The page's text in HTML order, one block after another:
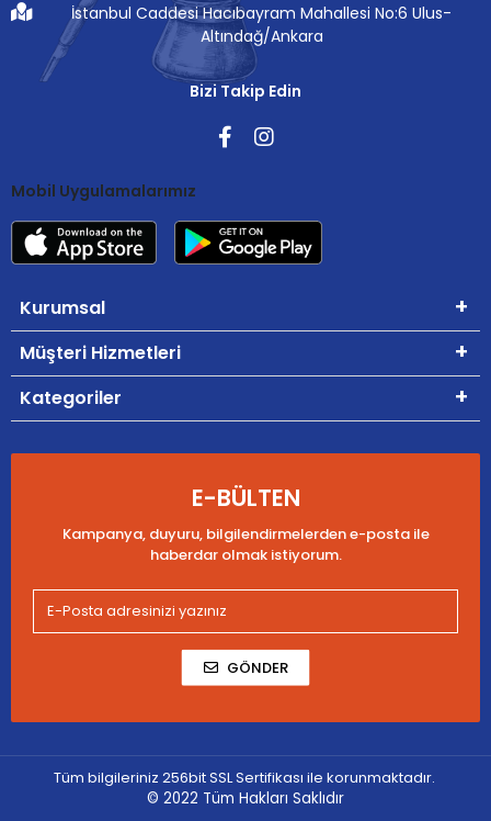
İstanbul Caddesi Hacıbayram Mahallesi No:6 Ulus-
Altındağ/Ankara
Bizi Takip Edin
Mobil Uygulamalarımız
Kurumsal
Müşteri Hizmetleri
Kategoriler
E-BÜLTEN
Kampanya, duyuru, bilgilendirmelerden e-posta ile
haberdar olmak istiyorum.
GÖNDER
Tüm bilgileriniz 256bit SSL Sertifikası ile korunmaktadır.
© 2022 Tüm Hakları Saklıdır